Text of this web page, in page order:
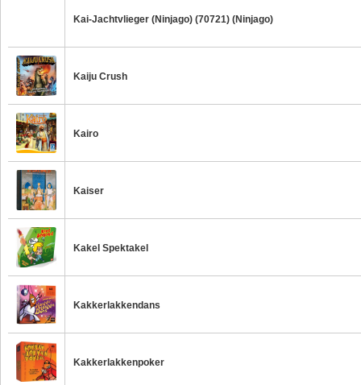
Kai-Jachtvlieger (Ninjago) (70721) (Ninjago)
Kaiju Crush
Kairo
Kaiser
Kakel Spektakel
Kakkerlakkendans
Kakkerlakkenpoker